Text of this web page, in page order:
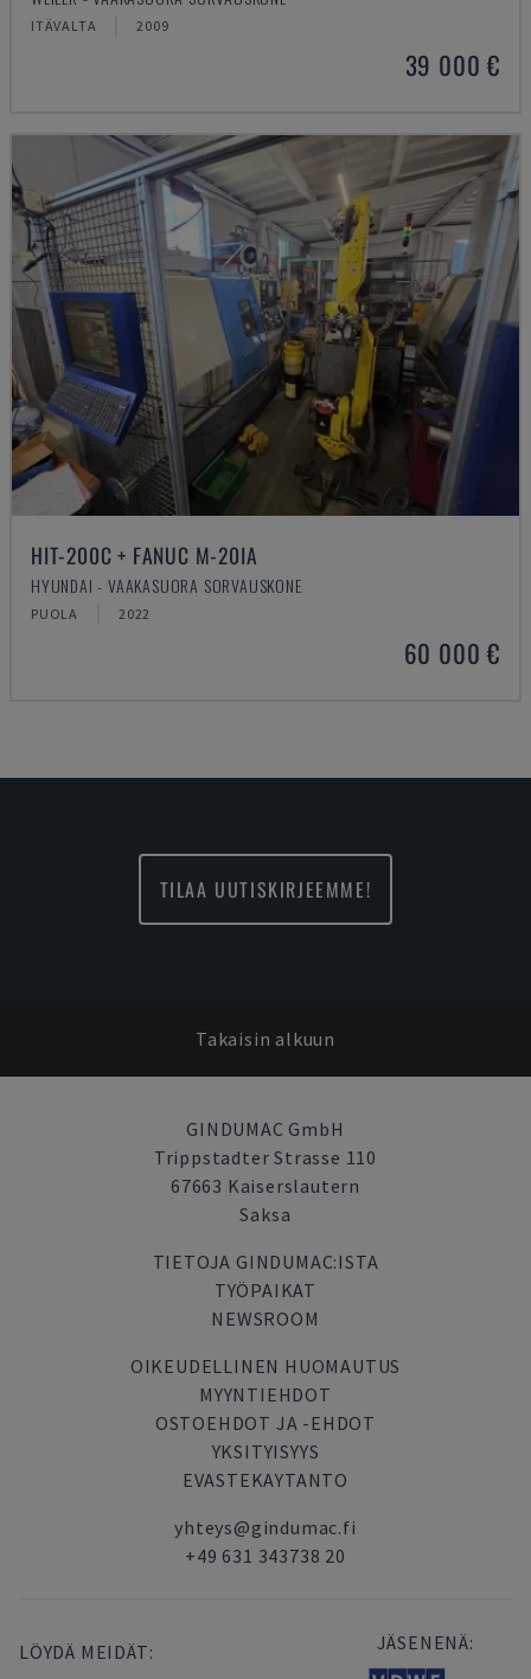
ITÄVALTA 2009
39 000 €
HIT-200C + FANUC M-20IA
HYUNDAI - VAAKASUORA SORVAUSKONE
PUOLA 2022
60 000 €
TILAA UUTISKIRJEEMME!
Takaisin alkuun
GINDUMAC GmbH
Trippstadter Strasse 110
67663 Kaiserslautern
Saksa
TIETOJA GINDUMAC:ISTA
TYÖPAIKAT
NEWSROOM
OIKEUDELLINEN HUOMAUTUS
MYYNTIEHDOT
OSTOEHDOT JA -EHDOT
YKSITYISYYS
EVASTEKAYTANTO
yhteys@gindumac.fi
+49 631 343738 20
LÖYDÄ MEIDÄT: JÄSENENÄ: